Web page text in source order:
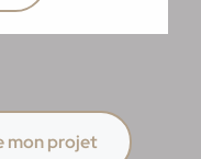
mon projet